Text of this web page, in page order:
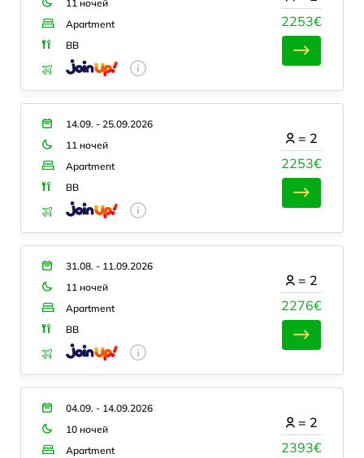
11 ночей
Apartment
BB
2253€
14.09. - 25.09.2026
11 ночей
Apartment
BB
2253€
= 2
31.08. - 11.09.2026
11 ночей
Apartment
BB
2276€
= 2
04.09. - 14.09.2026
10 ночей
Apartment
2393€
= 2